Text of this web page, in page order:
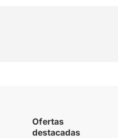
Ofertas
destacadas